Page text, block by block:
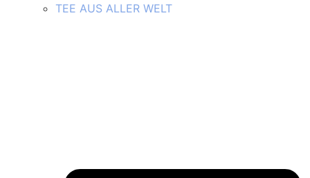
TEE AUS ALLER WELT